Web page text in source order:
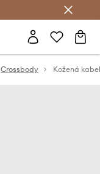
Crossbody Kožená